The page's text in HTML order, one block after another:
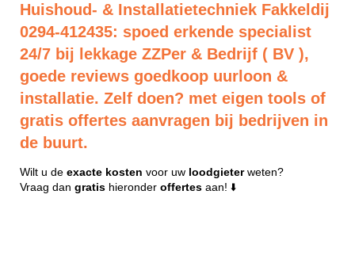
Huishoud- & Installatietechniek Fakkeldij
0294-412435: spoed erkende specialist
24/7 bij lekkage ZZPer & Bedrijf ( BV ),
goede reviews goedkoop uurloon &
installatie. Zelf doen? met eigen tools of
gratis offertes aanvragen bij bedrijven in
de buurt.
Wilt u de exacte kosten voor uw loodgieterweten?
Vraag dan gratis hieronder offertes aan! ⬇️